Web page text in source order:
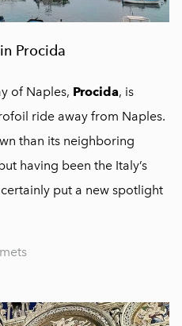
Procida
of Naples, Procida, is
ride away from Naples.
than its neighboring
having been the Italy’s
put a new spotlight